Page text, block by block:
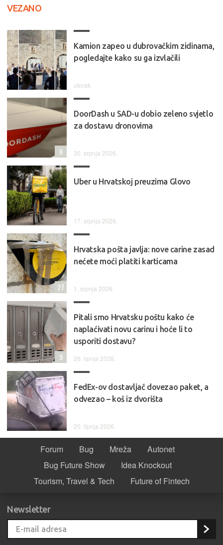
VEZANO
Kamion zapeo u dubrovačkim zidinama,
pogledajte kako su ga izvlačili
utorak
DoorDash u SAD-u dobio zeleno svjetlo
za dostavu dronovima
30. srpnja 2026.
6
Uber u Hrvatskoj preuzima Glovo
17. srpnja 2026.
Hrvatska pošta javlja: nove carine zasad
nećete moći platiti karticama
1. srpnja 2026.
27
Pitali smo Hrvatsku poštu kako će
naplaćivati novu carinu i hoće li to
usporiti dostavu?
26. lipnja 2026.
9
FedEx-ov dostavljač dovezao paket, a
odvezao – koš iz dvorišta
20. lipnja 2026.
Forum Bug Mreža
Autonet
Bug Future Show
Idea Knockout
Tourism, Travel & Tech
Future of Fintech
Newsletter